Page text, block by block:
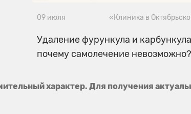
09 июля «Клиника в
Удаление фурункула и
почему самолечение невозможно?
характер. Для получения